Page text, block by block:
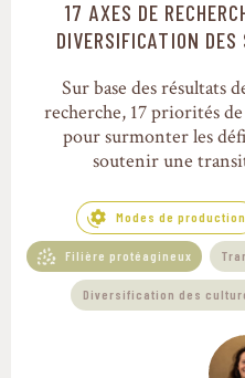
Modes
17 AXES DE
DIVERSIFICATION DES
Sur base des résultats
recherche, 17 priorités
pour surmonter les
soutenir une
Modes de production
Filière protéagineux
Diversification des